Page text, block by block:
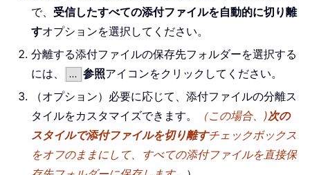
で、 受信したすべての添付ファイルを自動的に切り離
すオプションを選択してください。
分離する添付ファイルの保存先フォルダーを選択する
には、
参照アイコンをクリックしてください。
（オプション）必要に応じて、添付ファイルの分離ス
タイルをカスタマイズできます。
（この場合、)次の
スタイルで添付ファイルを切り離すチェックボックス
をオフのままにして、すべての添付ファイルを直接保